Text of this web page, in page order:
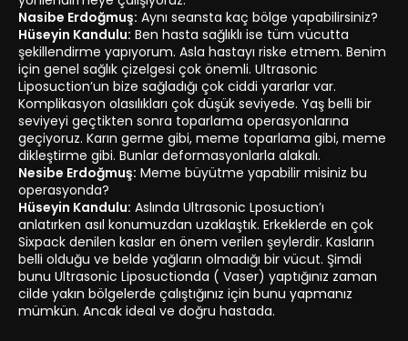
Nasibe Erdoğmuş: Aynı seansta kaç bölge yapabilirsiniz?
Hüseyin Kandulu: Ben hasta sağlıklı ise tüm vücutta
şekillendirme yapıyorum. Asla hastayı riske etmem. Benim
için genel sağlık çizelgesi çok önemli. Ultrasonic
Liposuction’un bize sağladığı çok ciddi yararlar var.
Komplikasyon olasılıkları çok düşük seviyede. Yaş belli bir
seviyeyi geçtikten sonra toparlama operasyonlarına
geçiyoruz. Karın germe gibi, meme toparlama gibi, meme
dikleştirme gibi. Bunlar deformasyonlarla alakalı.
Nesibe Erdoğmuş: Meme büyütme yapabilir misiniz bu
operasyonda?
Hüseyin Kandulu: Aslında Ultrasonic Lposuction’ı
anlatırken asıl konumuzdan uzaklaştık. Erkeklerde en çok
Sixpack denilen kaslar en önem verilen şeylerdir. Kasların
belli olduğu ve belde yağların olmadığı bir vücut. Şimdi
bunu Ultrasonic Liposuctionda ( Vaser) yaptığınız zaman
cilde yakın bölgelerde çalıştığınız için bunu yapmanız
mümkün. Ancak ideal ve doğru hastada.